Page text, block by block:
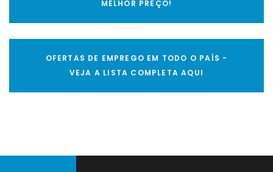
MELHOR PREÇO!
OFERTAS DE EMPREGO EM TODO O PAÍS -
VEJA A LISTA COMPLETA AQUI